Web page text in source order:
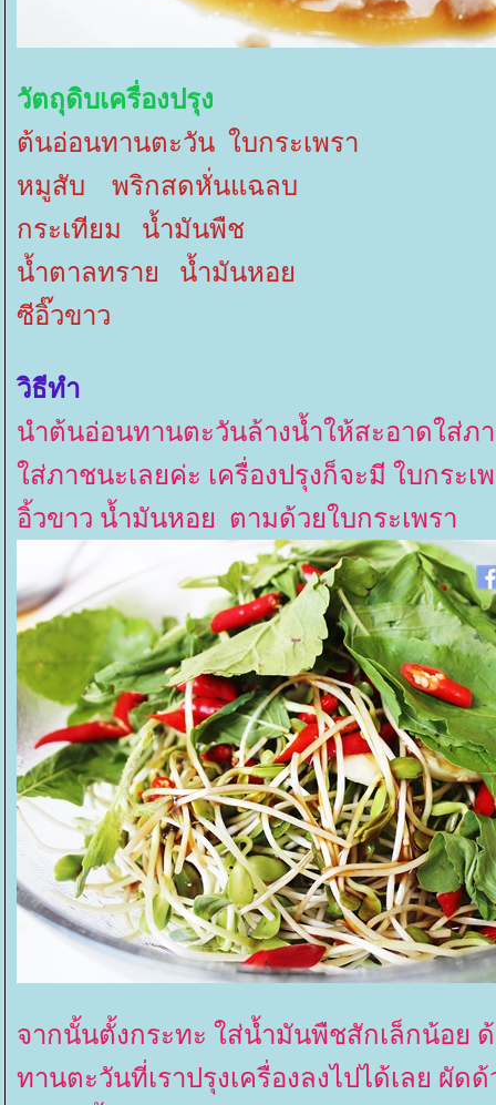
วัตถุดิบเครื่องปรุง
ต้นอ่อนทานตะวัน ใบกระเพรา
หมูสับ พริกสดหั่นแฉลบ
กระเทียม น้ำมันพืช
น้ำตาลทราย น้ำมันหอ
ซีอิ๊วขาว
วิธีทำ
นำต้นอ่อนทานตะวันล้างน้ำให้สะอาดใส่ภ
ส่ภาชนะเลยค่ะ เครื่องปรุงก็จะมี ใบกระ
อิ้วขาว น้ำมันหอย ตามด้วยใบกระเพรา
จากนั้นตั้งกระทะ ใส่น้ำมันพืชสักเล็กน้อย
ทานตะวันที่เราปรุงเครื่องลงไปได้เลย ผัด